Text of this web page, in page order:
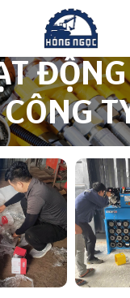
CÔNG
/ Tin tức / HOẠT ĐỘNG